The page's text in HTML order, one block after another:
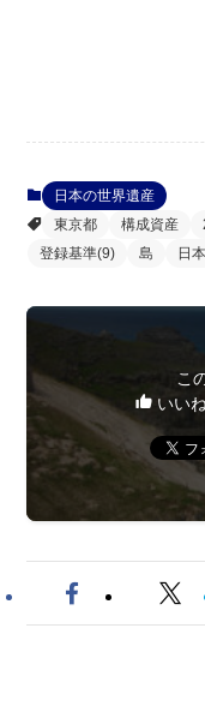
日本の世界遺産
東京都
構成資産
登録基準(9)
島 日本
こ
いい